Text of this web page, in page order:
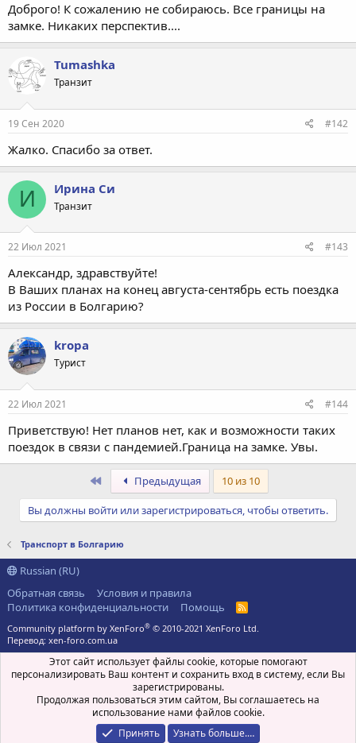
Доброго! К сожалению не собираюсь. Все границы на
замке. Никаких перспектив....
Tumashka
Транзит
19 Сен 2020 #142
Жалко. Спасибо за ответ.
И Ирина Си
Транзит
22 Июл 2021 #143
Александр, здравствуйте!
В Ваших планах на конец августа-сентябрь есть поездка
из России в Болгарию?
kropa
Турист
22 Июл 2021 #144
Приветствую! Нет планов нет, как и возможности таких
поездок в связи с пандемией.Граница на замке. Увы.
ПервыйПредыдущая 10 из 10
Вы должны войти или зарегистрироваться, чтобы ответить.
Транспорт в Болгарию
Russian (RU)
Обратная связь
Условия и правила
Политика конфиденциальности
Помощь
R
S
Community platform by XenForo® © 2010-2021 XenForo Ltd.
Перевод: xen-foro.com.ua
Этот сайт использует файлы cookie, которые помогают
персонализировать Ваш контент и сохранить вход в систему, если Вы
зарегистрированы.
Продолжая пользоваться этим сайтом, Вы соглашаетесь на
использование нами файлов cookie.
Принять
Узнать больше.…